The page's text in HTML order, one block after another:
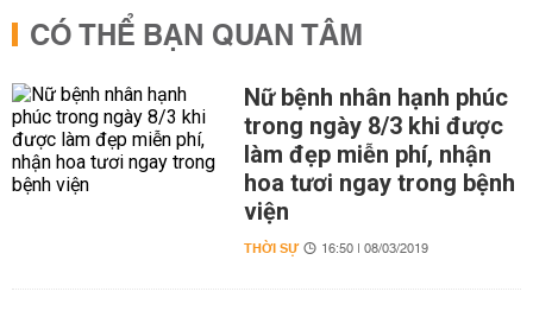
CÓ THỂ BẠN QUAN TÂM
Nữ bệnh nhân hạnh phúc
trong ngày 8/3 khi được
làm đẹp miễn phí, nhận
hoa tươi ngay trong bệnh
viện
THỜI SỰ 16:50 | 08/03/2019